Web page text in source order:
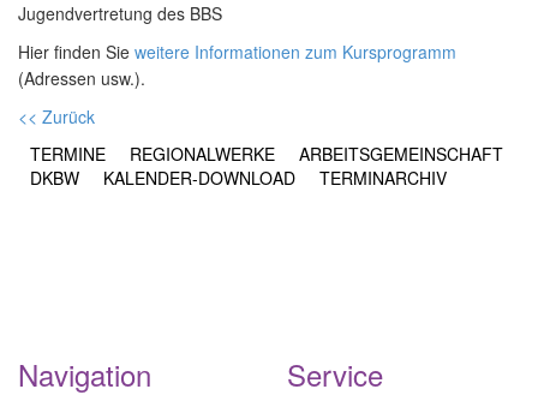
Jugendvertretung des BBS
Hier finden Sie weitere Informationen zum Kursprogramm
(Adressen usw.).
<< Zurück
TERMINE
REGIONALWERKE
ARBEITSGEMEINSCHAFT
DKBW
KALENDER-DOWNLOAD TERMINARCHIV
Navigation Service